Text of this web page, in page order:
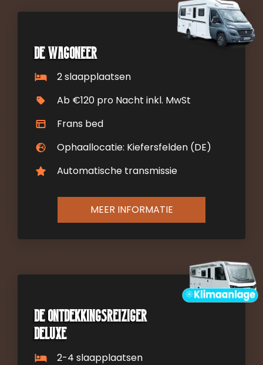
De Wagoneer
2 slaapplaatsen
Ab €120 pro Nacht inkl. MwSt
Frans bed
Ophaallocatie: Kiefersfelden (DE)
Automatische transmissie
MEER INFORMATIE
De ontdekkingsreiziger
DELUXE
2-4 slaapplaatsen